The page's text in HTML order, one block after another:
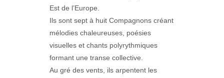
Est de l’Europe.
Ils sont sept à huit Compagnons créant
mélodies chaleureuses, poésies
visuelles et chants polyrythmiques
formant une transe collective.
Au gré des vents, ils arpentent les